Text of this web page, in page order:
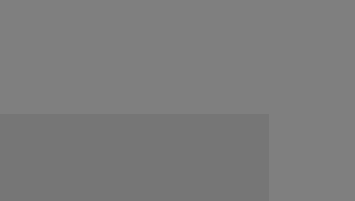
はありますが目立つこと